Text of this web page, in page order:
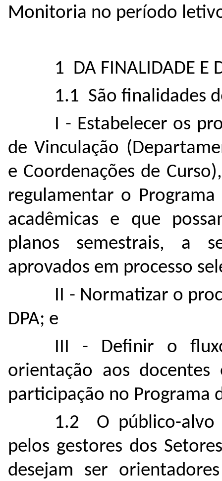
Monitoria no período
1 DA FINALIDADE E
1.1 São finalidades
I - Estabelecer os
de Vinculação
e Coordenações de
regulamentar o
acadêmicas e que
planos semestrais, a
aprovados em processo
II - Normatizar o
DPA; e
III - Definir o
orientação aos
participação no Programa
1.2 O público-alvo
pelos gestores dos
desejam ser